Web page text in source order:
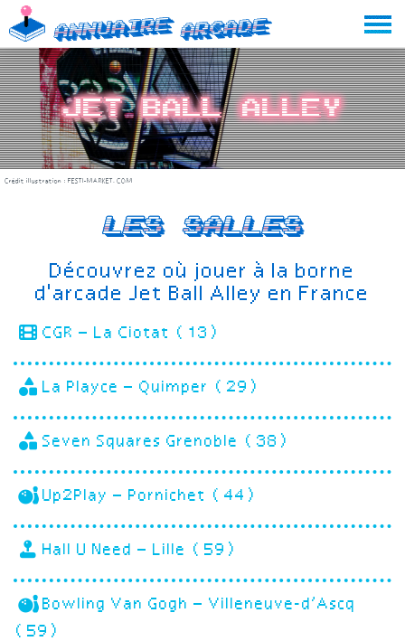
Skip
to
content
Annuaire Arcade
Crédit illustration : FESTI-MARKET.COM
Jet Ball Alley
Les salles
Découvrez où jouer à la borne
d'arcade Jet Ball Alley en France
CGR – La Ciotat (13)
La Playce – Quimper (29)
Seven Squares Grenoble (38)
Up2Play – Pornichet (44)
Hall U Need – Lille (59)
Bowling Van Gogh – Villeneuve-d’Ascq
(59)